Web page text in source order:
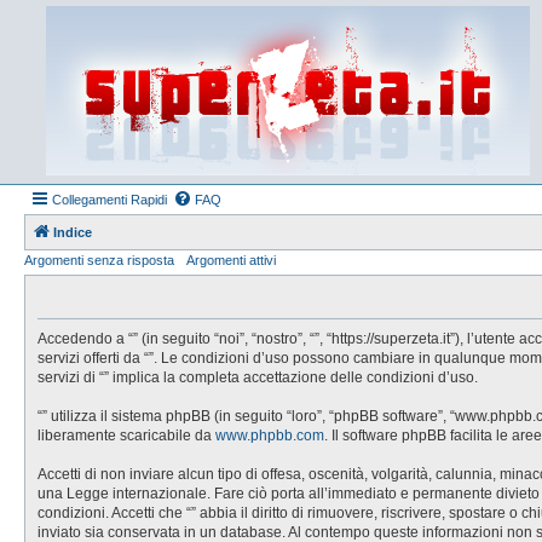
Collegamenti Rapidi FAQ
Indice
Argomenti senza risposta
Argomenti attivi
Accedendo a “” (in seguito “noi”, “nostro”, “”, “https://superzeta.it”),
servizi offerti da “”. Le condizioni d’uso possono cambiare in qualunque
servizi di “” implica la completa accettazione delle condizioni d’uso.
“” utilizza il sistema phpBB (in seguito “loro”, “phpBB software”,
liberamente scaricabile da www.phpbb.com. Il software phpBB facilita le
Accetti di non inviare alcun tipo di offesa, oscenità, volgarità, calunnia,
una Legge internazionale. Fare ciò porta all’immediato e permanente
condizioni. Accetti che “” abbia il diritto di rimuovere, riscrivere, spostare o
inviato sia conservata in un database. Al contempo queste informazioni